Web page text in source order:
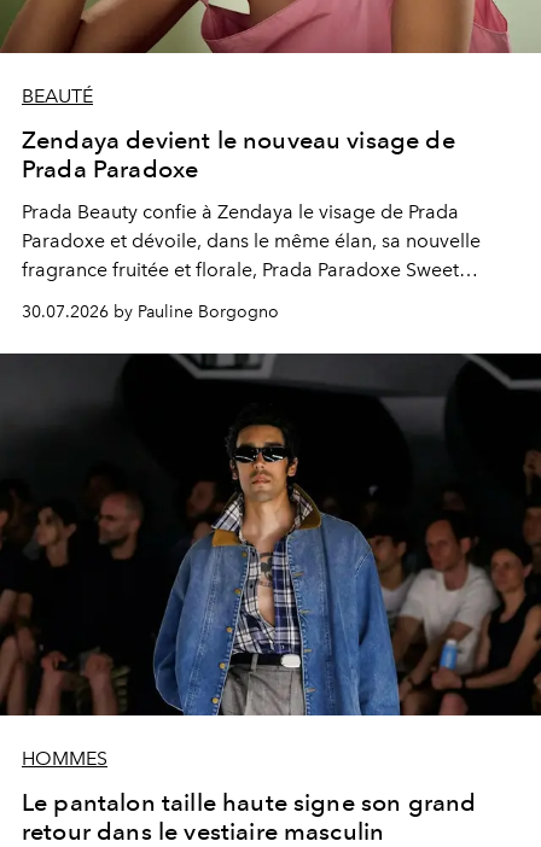
BEAUTÉ
Zendaya devient le nouveau visage de
Prada Paradoxe
Prada Beauty confie à Zendaya le visage de Prada
Paradoxe et dévoile, dans le même élan, sa nouvelle
fragrance fruitée et florale, Prada Paradoxe Sweet
30.07.2026 by Pauline Borgogno
HOMMES
Le pantalon taille haute signe son grand
retour dans le vestiaire masculin